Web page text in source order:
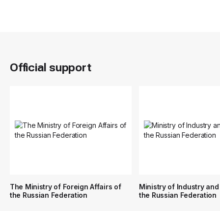
Official support
The Ministry of Foreign Affairs of
the Russian Federation
Ministry of Industry
the Russian Federation